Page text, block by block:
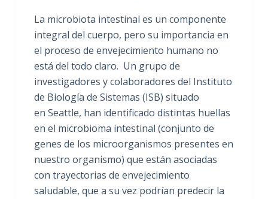
La microbiota intestinal es un componente
integral del cuerpo, pero su importancia en
el proceso de envejecimiento humano no
está del todo claro. Un grupo de
investigadores y colaboradores del Instituto
de Biología de Sistemas (ISB) situado
en Seattle, han identificado distintas huellas
en el microbioma intestinal (conjunto de
genes de los microorganismos presentes en
nuestro organismo) que están asociadas
con trayectorias de envejecimiento
saludable, que a su vez podrían predecir la